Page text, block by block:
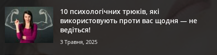
10 психологічних трюків, які
використовують проти вас щодня — не
ведіться!
3 Травня, 2025